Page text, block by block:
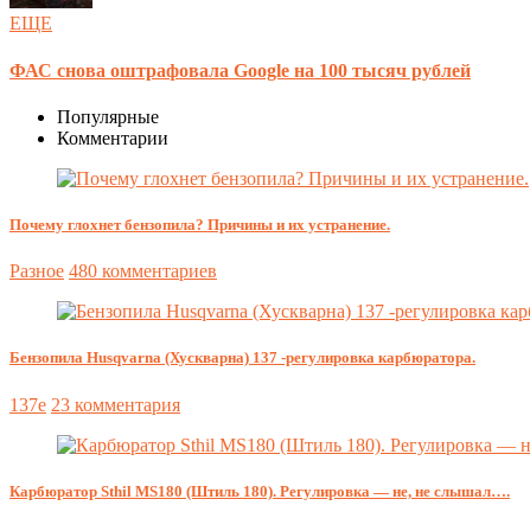
ЕЩЕ
ФАС снова оштрафовала Google на 100 тысяч рублей
Популярные
Комментарии
Почему глохнет бензопила? Причины и их устранение.
Разное 480 комментариев
Бензопила Husqvarna (Хускварна) 137 -регулировка карбюратора.
137e 23 комментария
Карбюратор Sthil MS180 (Штиль 180). Регулировка — не, не слышал….